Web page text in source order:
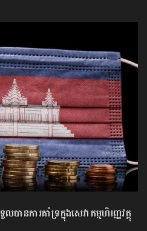
ានការគាំទ្រក្នុងសេវាកម្មហិរញ្ញវត្ថុ